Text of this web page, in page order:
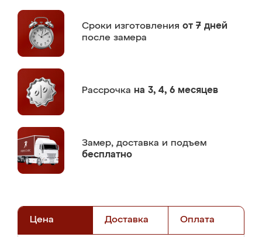
Сроки изготовления от 7 дней
после замера
Рассрочка на 3, 4, 6 месяцев
Замер, доставка и подъем
бесплатно
Цена Доставка Оплата